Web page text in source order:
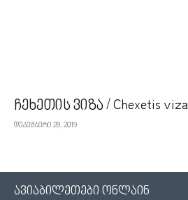
ჩეხეთის ვიზა / Chexetis viza
დეკემბერი 28, 2019
ავიაბილეთები ონლაინ